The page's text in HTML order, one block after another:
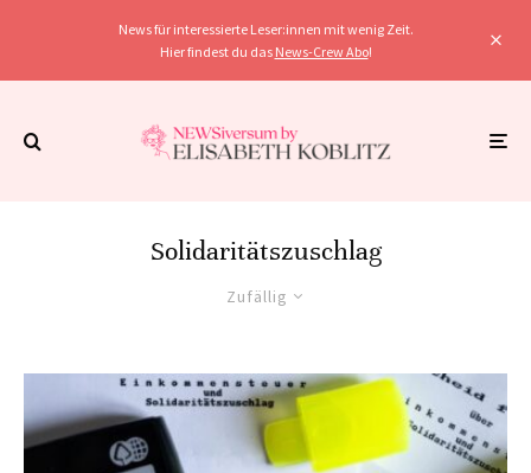
News für interessierte Leser:innen mit wenig Zeit.
Hier findest du das News-Crew Abo!
Solidaritätszuschlag
Zufällig